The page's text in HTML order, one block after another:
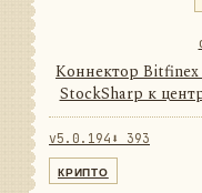
Коннектор
StockSharp к
активов. Он
провайдера в
v5.0.194 ⬇ 393
КРИПТО